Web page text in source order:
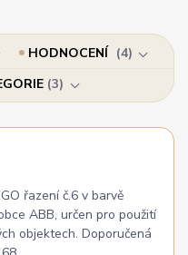
HODNOCENÍ
4
3
řazení č.6 v barvě
ABB, určen pro použití
objektech. Doporučená